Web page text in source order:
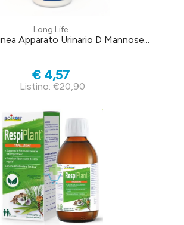
Long Life
Apparato Urinario D Mannose...
€ 4,57
Listino: €20,90